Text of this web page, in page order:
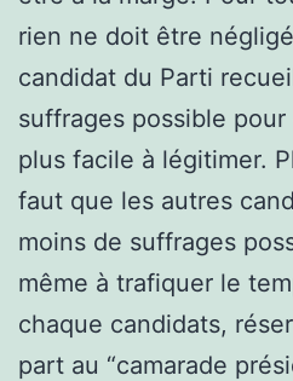
rien ne doit être
candidat du Parti
suffrages possible pour
plus facile à légitimer.
faut que les autres
moins de suffrages
même à trafiquer le
chaque candidats,
part au “camarade